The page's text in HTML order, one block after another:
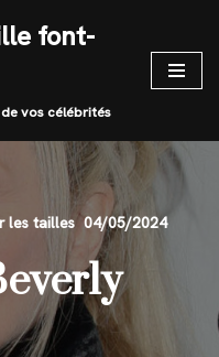
font-
vos célébrités
04/05/2024